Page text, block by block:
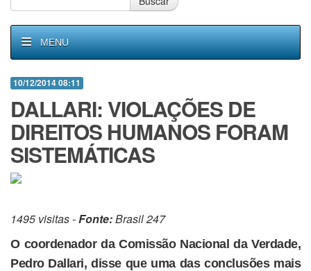
MENU
10/12/2014 08:11
DALLARI: VIOLAÇÕES DE
DIREITOS HUMANOS FORAM
SISTEMÁTICAS
1495 visitas -Fonte:Brasil 247
O coordenador da Comissão Nacional da Verdade,
Pedro Dallari, disse que uma das conclusões mais